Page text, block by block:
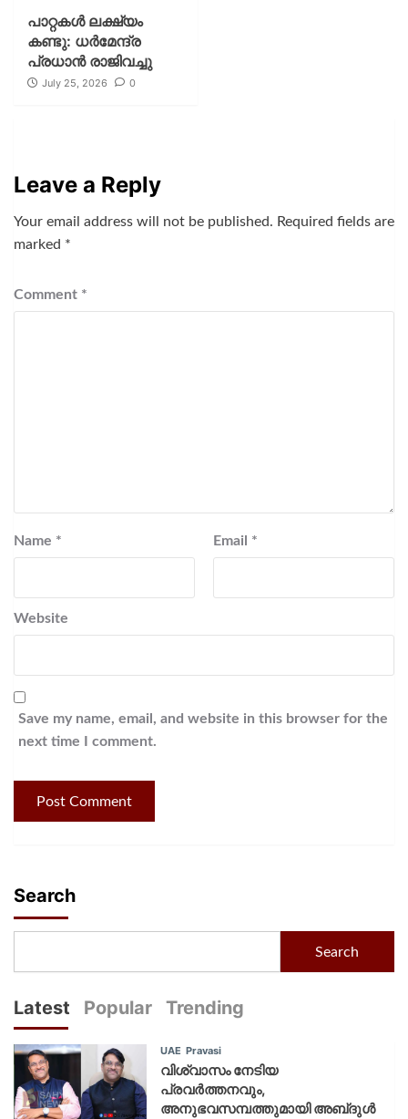
പാറ്റകള്‍ ലക്ഷ്യം
കണ്ടു: ധര്‍മേന്ദ്ര
പ്രധാന്‍ രാജിവച്ചു
July 25, 2026 0
Leave a Reply
Your email address will not be published. Required fields are
marked *
Comment *
Name * Email *
Website
Save my name, email, and website in this browser for the
next time I comment.
Search
Search
Latest Popular Trending
UAE Pravasi
വിശ്വാസം നേടിയ
പ്രവർത്തനവും,
അനുഭവസമ്പത്തുമായി അബ്‌ദുൾ